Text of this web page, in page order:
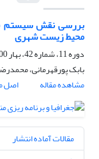
بررسی نقش سیستم
محیط زیست شهری
دوره 11، شماره 42، بهار 1400، صفحه
بابک پورقهرمانی،
مشاهده مقاله
اصل
مقالات آماده انتشار